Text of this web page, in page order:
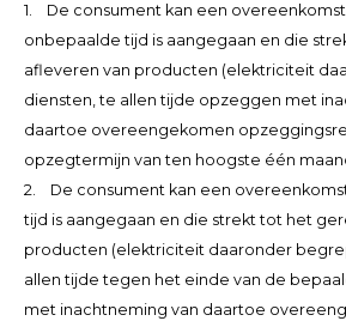
1. De consument kan een
onbepaalde tijd is aangegaan en die
afleveren van producten (elektriciteit
diensten, te allen tijde opzeggen met
daartoe overeengekomen
opzegtermijn van ten hoogste één
2. De consument kan een
tijd is aangegaan en die strekt tot het
producten (elektriciteit daaronder
allen tijde tegen het einde van de
met inachtneming van daartoe